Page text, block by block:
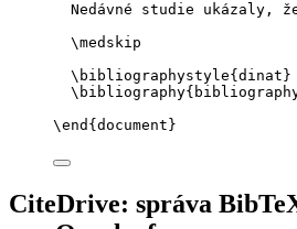
Nedávné studie ukázaly,
\medskip
\bibliographystyle{dinat}
\bibliography
\end { document }
CiteDrive: správa